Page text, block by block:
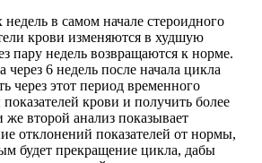
в самом начале стероидного
крови изменяются в худшую
пару недель возвращаются к норме.
через 6 недель после начала цикла
через этот период временного
крови и получить более
второй анализ показывает
отклонений показателей от нормы,
будет прекращение цикла, дабы